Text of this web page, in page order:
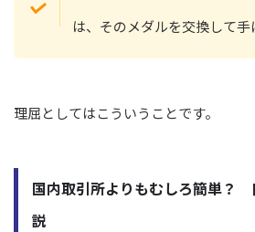
は、そのメダルを交換して
理屈としてはこういうことです。
国内取引所よりもむしろ簡単？
説